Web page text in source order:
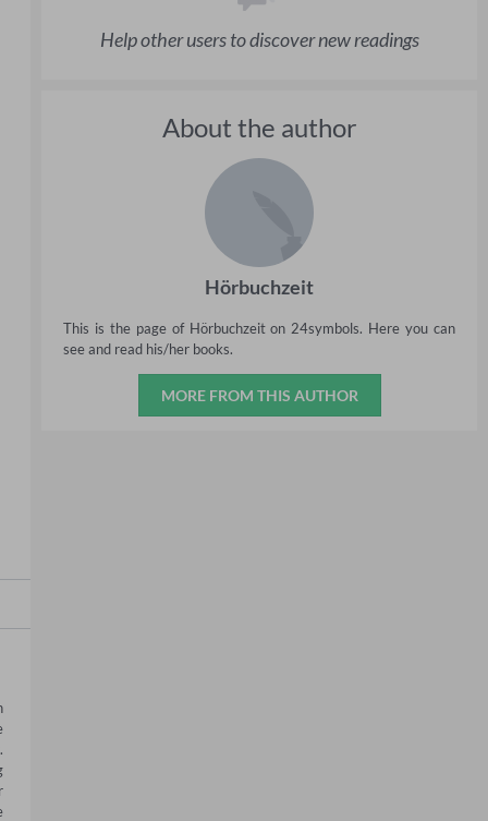
Help other users to discover new readings
About the author
Hörbuchzeit
This is the page of Hörbuchzeit on 24symbols. Here you can
see and read his/her books.
MORE FROM THIS AUTHOR